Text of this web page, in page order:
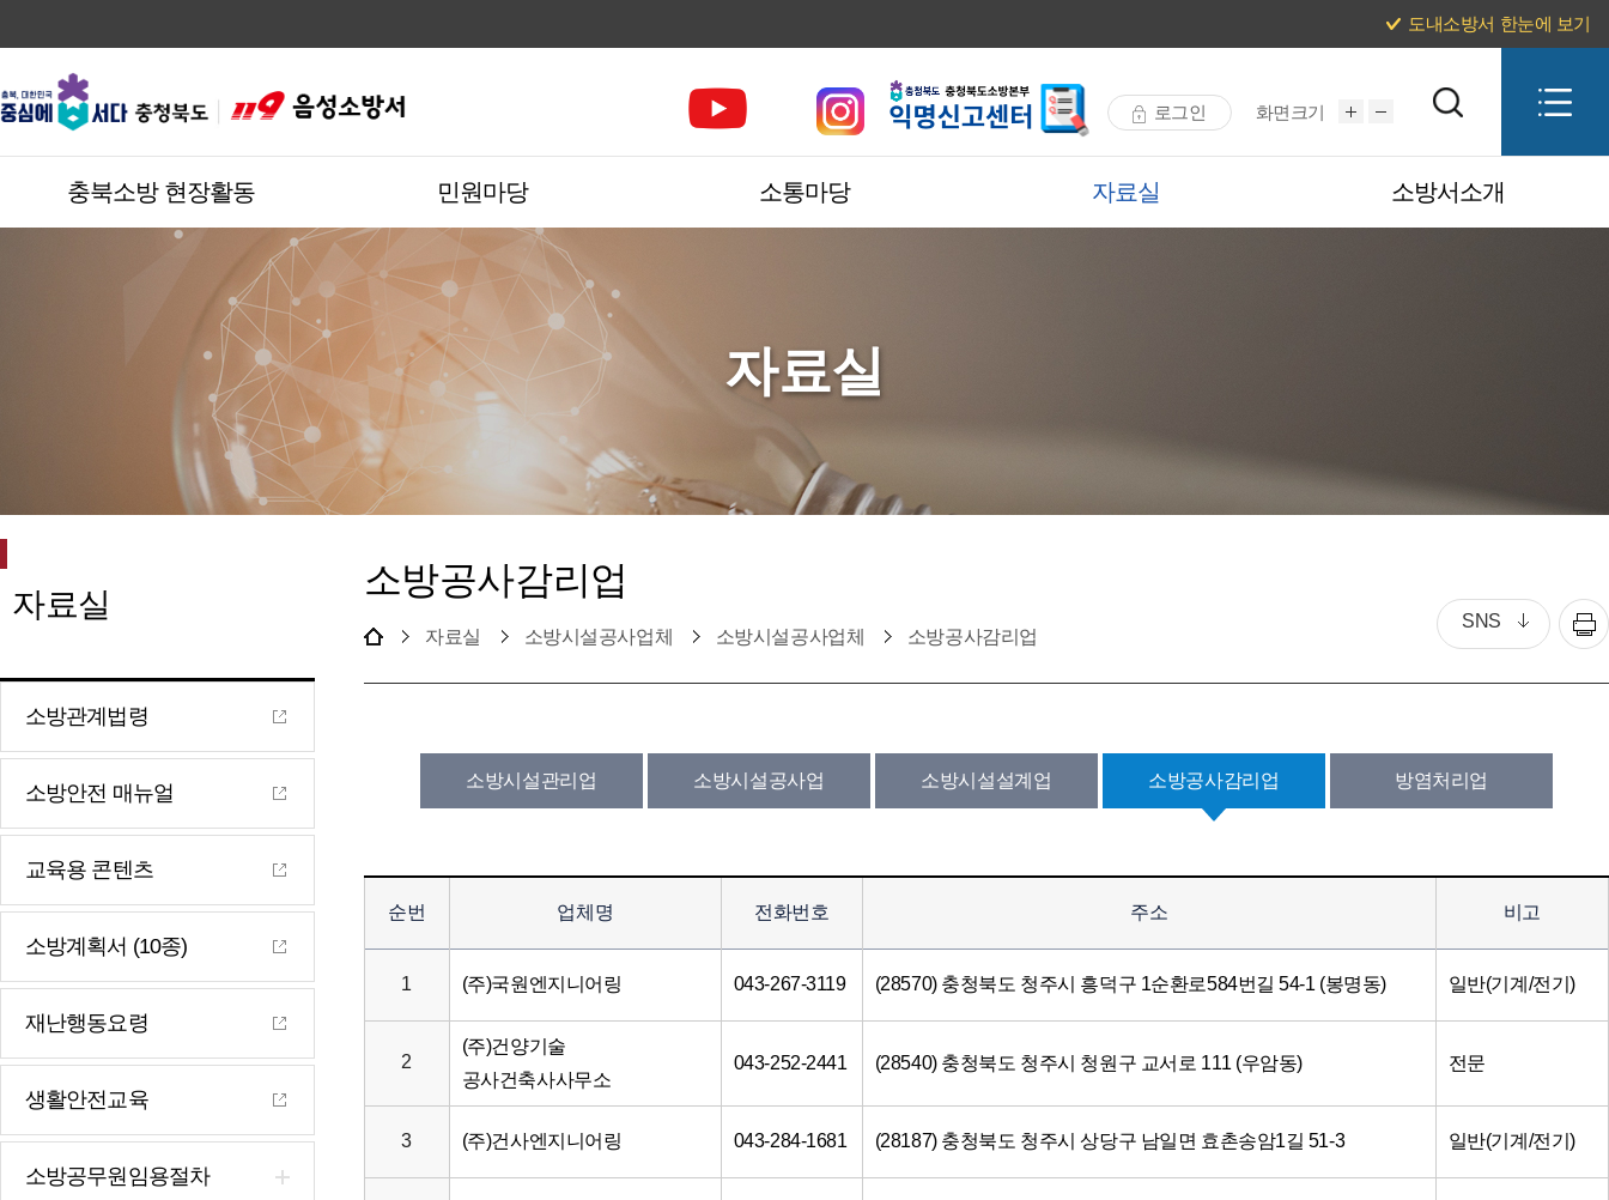
도내소방서 한눈에 보기
로그인 화면크기
충북소방 현장활동 민원마당 소통마당 자료실 소방서소개
자료실
자료실
소방관계법령
소방안전 매뉴얼
교육용 콘텐츠
소방계획서 (10종)
재난행동요령
생활안전교육
소방공무원임용절차
소방공사감리업
자료실 소방시설공사업체 소방시설공사업체 소방공사감리업
SNS
소방시설관리업 소방시설공사업 소방시설설계업 소방공사감리업 방염처리업
순번 업체명 전화번호 주소 비고
1 (주)국원엔지니어링 043-267-3119 (28570) 충청북도 청주시 흥덕구 1순환로584번길 54-1 (봉명동) 일반(기계/전기)
2
(주)건양기술
공사건축사사무소
043-252-2441 (28540) 충청북도 청주시 청원구 교서로 111 (우암동) 전문
3 (주)건사엔지니어링 043-284-1681 (28187) 충청북도 청주시 상당구 남일면 효촌송암1길 51-3 일반(기계/전기)